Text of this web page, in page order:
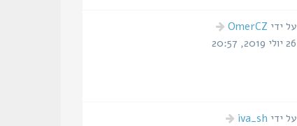
הודעה
אחרונה
על ידי OmerCZ
26 יולי 2019, 20:57
הודעה
על ידי iva_sh